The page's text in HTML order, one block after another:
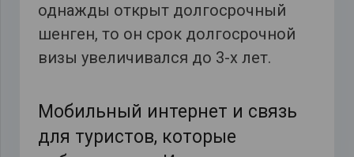
однажды открыт долгосрочный
шенген, то он срок долгосрочной
визы увеличивался до 3-х лет.
Мобильный интернет и связь
для туристов, которые